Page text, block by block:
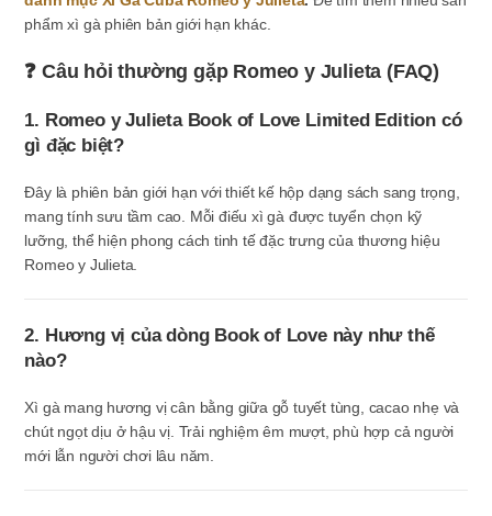
phẩm xì gà phiên bản giới hạn khác.
❓ Câu hỏi thường gặp Romeo y Julieta (FAQ)
1. Romeo y Julieta Book of Love Limited Edition có
gì đặc biệt?
Đây là phiên bản giới hạn với thiết kế hộp dạng sách sang trọng,
mang tính sưu tầm cao. Mỗi điếu xì gà được tuyển chọn kỹ
lưỡng, thể hiện phong cách tinh tế đặc trưng của thương hiệu
Romeo y Julieta.
2. Hương vị của dòng Book of Love này như thế
nào?
Xì gà mang hương vị cân bằng giữa gỗ tuyết tùng, cacao nhẹ và
chút ngọt dịu ở hậu vị. Trải nghiệm êm mượt, phù hợp cả người
mới lẫn người chơi lâu năm.